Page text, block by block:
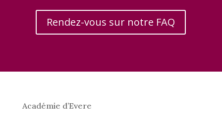
Rendez-vous sur notre FAQ
Académie d’Evere